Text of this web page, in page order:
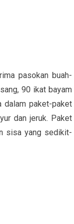
pasokan buah-
90 ikat bayam
dalam paket-paket
dan jeruk. Paket
sisa yang sedikit-